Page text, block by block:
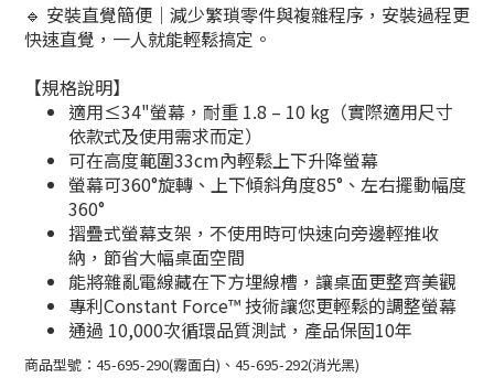
🔹 安裝直覺簡便｜ 減少繁瑣零件與複雜程序，安裝過程更
快速直覺，一人就能輕鬆搞定。
【規格說明】
適用≤34"螢幕，耐重 1.8 – 10 kg（實際適用尺寸
依款式及使用需求而定）
可在高度範圍33cm內輕鬆上下升降螢幕
螢幕可360°旋轉、上下傾斜角度85°、左右擺動幅度
360°
摺疊式螢幕支架，不使用時可快速向旁邊輕推收
納，節省大幅桌面空間
能將雜亂電線藏在下方埋線槽，讓桌面更整齊美觀
專利Constant Force™ 技術讓您更輕鬆的調整螢幕
通過 10,000次循環品質測試，產品保固10年
商品型號：45-695-290(霧面白)、45-695-292(消光黑)